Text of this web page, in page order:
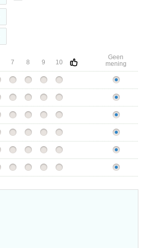
7 8 9 10
Geen
mening